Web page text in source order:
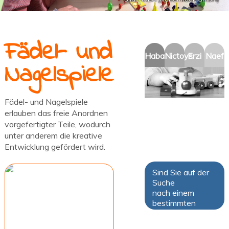
Fädel- und
Nagelspiele
Fädel- und Nagelspiele
erlauben das freie Anordnen
vorgefertigter Teile, wodurch
unter anderem die kreative
Entwicklung gefördert wird.
HabaNictoysErzi Naef
Sind Sie auf der
Suche
nach einem
bestimmten